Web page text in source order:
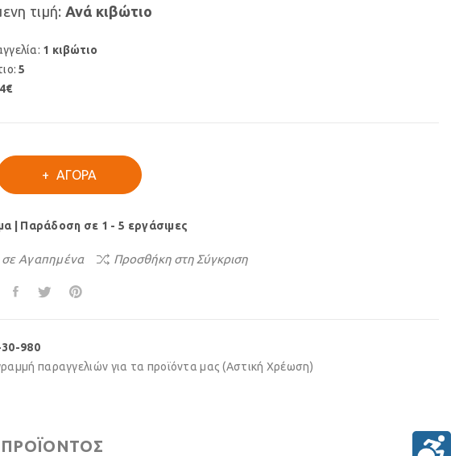
τιμή: Ανά κιβώτιο
1 κιβώτιο
5
ΑΓΟΡΆ
| Παράδοση σε 1 - 5 εργάσιμες
Αγαπημένα Προσθήκη στη Σύγκριση
980
παραγγελιών για τα προϊόντα μας (Αστική Χρέωση)